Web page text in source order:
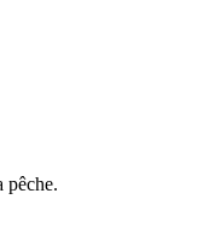
pêche.